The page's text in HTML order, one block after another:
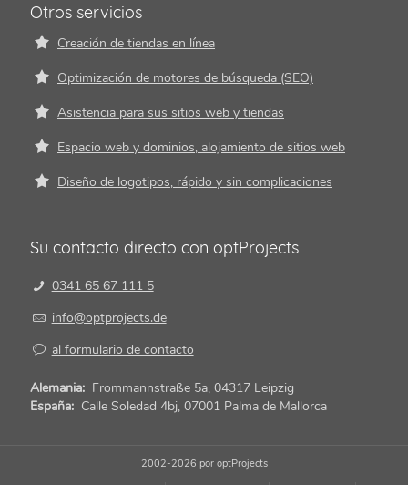
Otros servicios
Creación de tiendas en línea
Optimización de motores de búsqueda (SEO)
Asistencia para sus sitios web y tiendas
Espacio web y dominios, alojamiento de sitios web
Diseño de logotipos, rápido y sin complicaciones
Su contacto directo con optProjects
0341 65 67 111 5
info@optprojects.de
al formulario de contacto
Alemania: Frommannstraße 5a, 04317 Leipzig
España: Calle Soledad 4bj, 07001 Palma de Mallorca
2002-2026 por optProjects